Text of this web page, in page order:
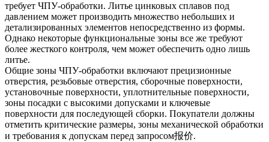
требует ЧПУ-обработки. Литье цинковых сплавов под
давлением может производить множество небольших и
детализированных элементов непосредственно из формы.
Однако некоторые функциональные зоны все же требуют
более жесткого контроля, чем может обеспечить одно лишь
литье.
Общие зоны ЧПУ-обработки включают прецизионные
отверстия, резьбовые отверстия, сборочные поверхности,
установочные поверхности, уплотнительные поверхности,
зоны посадки с высокими допусками и ключевые
поверхности для последующей сборки. Покупатели должны
отметить критические размеры, зоны механической обработки
и требования к допускам перед запросом报价.